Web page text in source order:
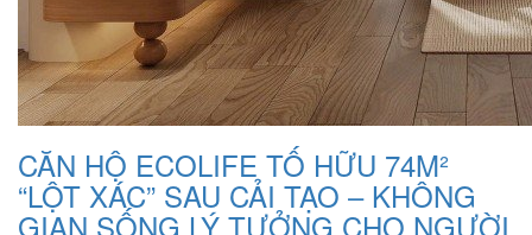
CĂN HỘ ECOLIFE TỐ HỮU 74M²
“LỘT XÁC” SAU CẢI TẠO – KHÔNG
GIAN SỐNG LÝ TƯỞNG CHO NGƯỜI